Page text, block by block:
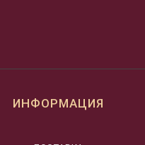
ИНФОРМАЦИЯ